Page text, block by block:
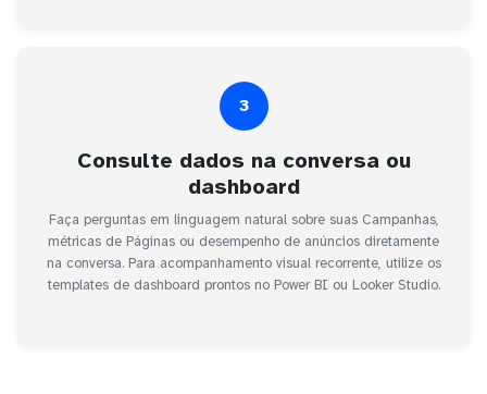
3
Consulte dados na conversa ou
dashboard
Faça perguntas em linguagem natural sobre suas Campanhas,
métricas de Páginas ou desempenho de anúncios diretamente
na conversa. Para acompanhamento visual recorrente, utilize os
templates de dashboard prontos no Power BI ou Looker Studio.